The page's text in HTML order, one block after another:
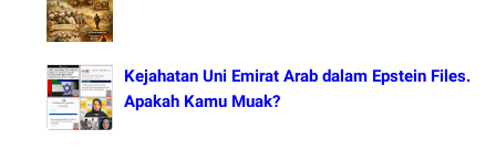
Kejahatan Uni Emirat Arab dalam Epstein Files.
Apakah Kamu Muak?